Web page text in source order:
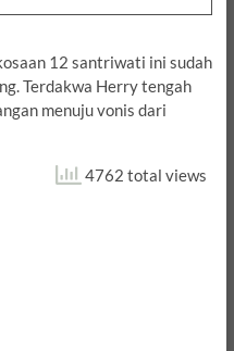
12 santriwati ini sudah
Terdakwa Herry tengah
menuju vonis dari
4762 total views